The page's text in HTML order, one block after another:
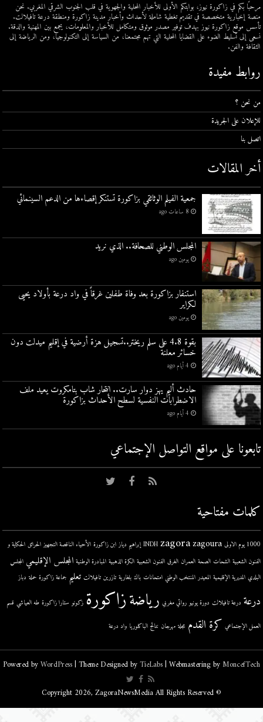
مرحبًا بكم في زاكورة نيوز، بوابتكم الأولى للأخبار المحلية والجهوية في قلب الجنوب الشرقي المغربي. نحن
منصة إخبارية متخصصة في تقديم تغطية شاملة لأحداث وأخبار مدينة زاكورة ومنطقة درعة تافيلالت.
تأسس موقع زاكورة نيوز بهدف توفير مصدر موثوق ومتكامل للأخبار والمعلومات، يجمع بين المهنية والدقة.
نسعى إلى تسليط الضوء على القضايا المحلية التي تهم مجتمعنا، من السياسة إلى التكنولوجيا، ومن الرياضة إلى
الثقافة والفن.
روابط مفيدة
من نحن ؟
للإعلان على الجريدة
اتصل بنا
أخر المقالات
جمعية الفيلم الوثائقي بزاكورة تستنكر إقصاءها من الدعم السينمائي
8 ساعات ago
المجلس الوطني للصحافة.. الذي نريد
يومين ago
استنفار بزاكورة بعد وفاة طفلين غرقاً في واد درعة بأولاد يحيى
لكراير
يومين ago
بقوة 4.8 على سلم ريختر..تسجيل هزة أرضية في إقليم ميدلت دون
خسائر معلنة
4 أيام ago
حادث أليم يهز دوار سارت.. انتحار شاب بتامكروت يعيد ملف
الاضطرابات النفسية لسطح الأحداث بزاكورة
4 أيام ago
تابعونا على مواقع التواصل اﻹجتماعي
كلمات مفتاحية
1000 يوم الاولى INDH zagora zagoura إبراهيم دياز ابن زاكورة الأحياء الناقصة التجهيز الحرائق الحكاية و
الفنون الشعبية الشحات الصحة العمران الغرق الفنون الشعبية الكرة الذهبية المبادرة الوطنية المجلس الإقليمي المجلس
البلدي المديرية الإقليمية المعيدر المنتخب الوطني امتحانات باك بلغارية تازرين تافيلالت تعليم جماعة زاكورة حملة دباز
درعة درعة تافيلالت دورة يونيو روائي مغربي رياضةزاكورة زكونو ستارا زاكورة طه العياشي قسم
العمل الإجتماعي كرة القدم مجلة مهرجان نتائج الباكلوريا واد درعة
Powered byWordPress| Theme Designed byTieLabs| Webmastering byMoncefTech
© Copyright 2026, ZagoraNewsMedia All Rights Reserved